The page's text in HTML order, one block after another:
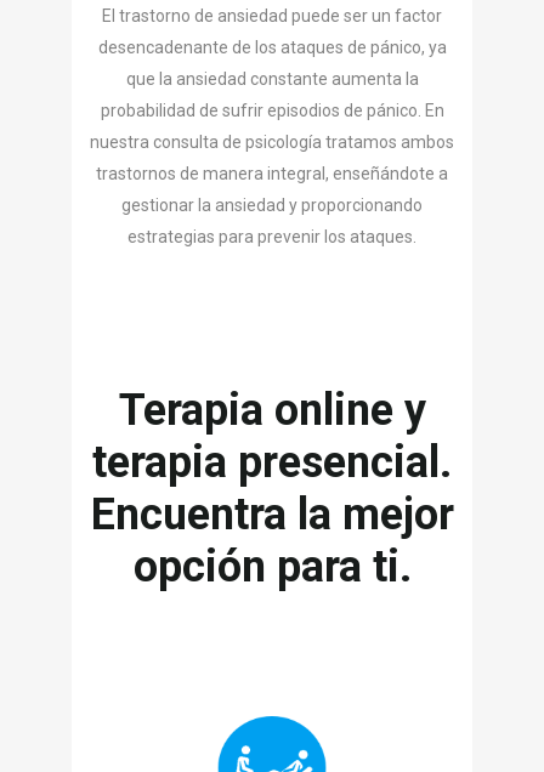
El trastorno de ansiedad puede ser un factor
desencadenante de los ataques de pánico, ya
que la ansiedad constante aumenta la
probabilidad de sufrir episodios de pánico. En
nuestra consulta de psicología tratamos ambos
trastornos de manera integral, enseñándote a
gestionar la ansiedad y proporcionando
estrategias para prevenir los ataques.
Terapia online y
terapia presencial.
Encuentra la mejor
opción para ti.